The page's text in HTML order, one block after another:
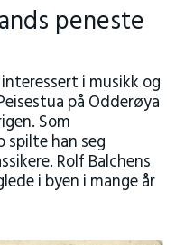
peneste
i musikk og
på Odderøya
Som
spilte han seg
Rolf Balchens
i byen i mange år